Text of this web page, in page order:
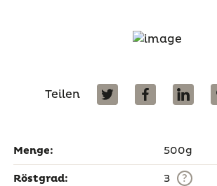
Teilen
Menge: 500g
Röstgrad: 3 ?